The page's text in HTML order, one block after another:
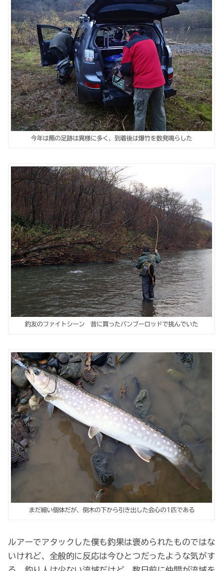
今年は羆の足跡は異様に多く、到着後は爆竹を数発鳴らした
釣友のファイトシーン 昔に買ったバンブーロッドで挑んでいた
まだ細い個体だが、倒木の下から引き出した会心の1匹である
ルアーでアタックした僕も釣果は褒められたものではな
いけれど、全般的に反応は今ひとつだったような気がす